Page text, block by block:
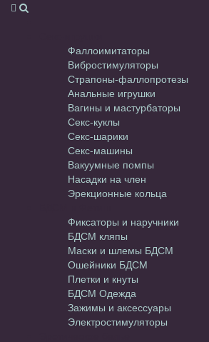
Фаллоимитаторы
Вибростимуляторы
Страпоны-фаллопротезы
Анальные игрушки
Вагины и мастурбаторы
Секс-куклы
Секс-шарики
Секс-машины
Вакуумные помпы
Насадки на член
Эрекционные кольца
Фиксаторы и наручники
БДСМ кляпы
Маски и шлемы БДСМ
Ошейники БДСМ
Плетки и кнуты
БДСМ Одежда
Зажимы и аксессуары
Электростимуляторы